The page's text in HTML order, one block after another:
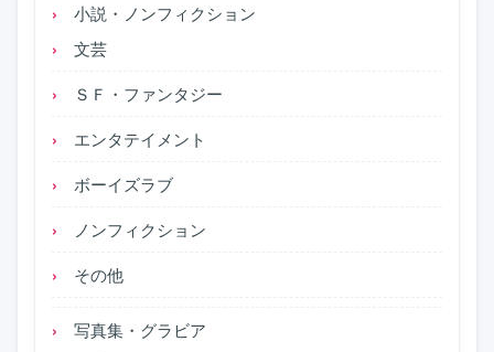
小説・ノンフィクション
文芸
ＳＦ・ファンタジー
エンタテイメント
ボーイズラブ
ノンフィクション
その他
写真集・グラビア